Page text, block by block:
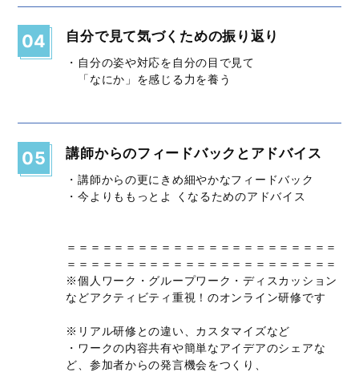
04 自分で見て気づくための振り返り
・自分の姿や対応を自分の目で見て
「なにか」を感じる力を養う
05 講師からのフィードバックとアドバイス
・講師からの更にきめ細やかなフィードバック
・今よりももっとよ くなるためのアドバイス
＝＝＝＝＝＝＝＝＝＝＝＝＝＝＝＝＝＝＝＝＝＝＝
＝＝＝＝＝＝＝＝＝＝＝＝＝＝＝＝＝＝＝＝＝＝＝
※個人ワーク・グループワーク・ディスカッション
などアクティビティ重視！のオンライン研修です
※リアル研修との違い、カスタマイズなど
・ワークの内容共有や簡単なアイデアのシェアな
ど、参加者からの発言機会をつくり、